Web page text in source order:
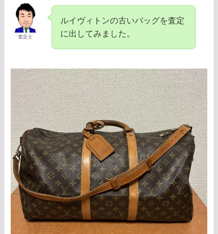
査定士
ルイヴィトンの古いバッグを査定
に出してみました。